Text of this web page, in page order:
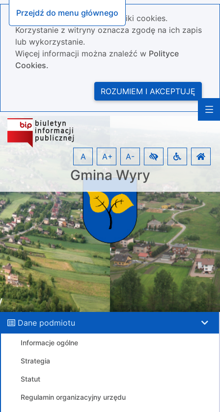
Przejdź do menu głównego
Nasza strona wykorzystuje pliki cookies.
Korzystanie z witryny oznacza zgodę na ich zapis
lub wykorzystanie.
Więcej informacji można znaleźć w Polityce
Cookies.
ROZUMIEM I AKCEPTUJĘ
Gmina Wyry
A A+ A-
Dane podmiotu
Informacje ogólne
Strategia
Statut
Regulamin organizacyjny urzędu